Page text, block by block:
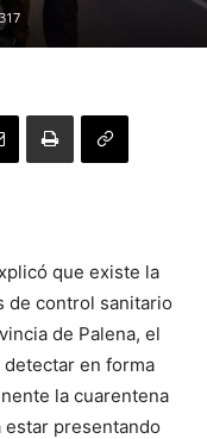
que existe la
de control sanitario
de Palena, el
en forma
la cuarentena
presentando